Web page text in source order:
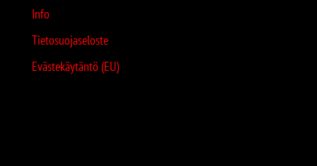
Info
Tietosuojaseloste
Evästekäytäntö (EU)